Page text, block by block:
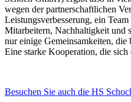
wegen der partnerschaftlichen
Leistungsverbesserung, ein
Mitarbeitern, Nachhaltigkeit und
nur einige Gemeinsamkeiten,
Eine starke Kooperation, die sich
Besuchen Sie auch die HS